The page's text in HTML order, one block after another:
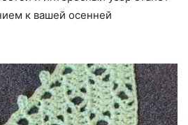
к вашей осенней